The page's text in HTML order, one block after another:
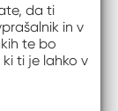
da ti
in v
te bo
ti je lahko v